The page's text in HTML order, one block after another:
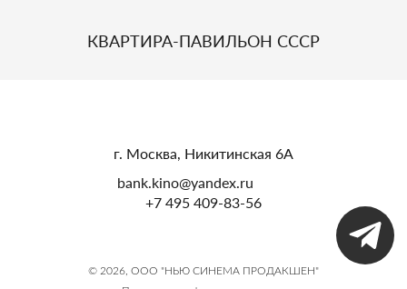
КВАРТИРА-ПАВИЛЬОН СССР
г. Москва, Никитинская 6А
bank.kino@yandex.ru
+7 495 409-83-56
© 2026, ООО "НЬЮ СИНЕМА ПРОДАКШЕН"